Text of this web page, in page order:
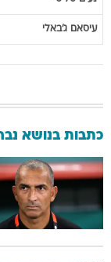
עיסאם ג'באלי
כתבות בנושא